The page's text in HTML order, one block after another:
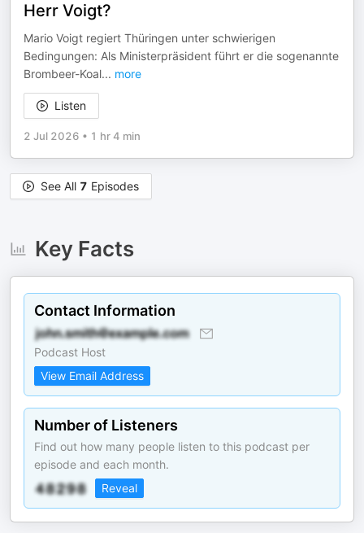
Herr Voigt?
Mario Voigt regiert Thüringen unter schwierigen
Bedingungen: Als Ministerpräsident führt er die sogenannte
Brombeer-Koal... more
Listen
2 Jul 2026 • 1 hr 4 min
See All 7 Episodes
Key Facts
Contact Information
Podcast Host
View Email Address
Number of Listeners
Find out how many people listen to this podcast per
episode and each month.
Reveal